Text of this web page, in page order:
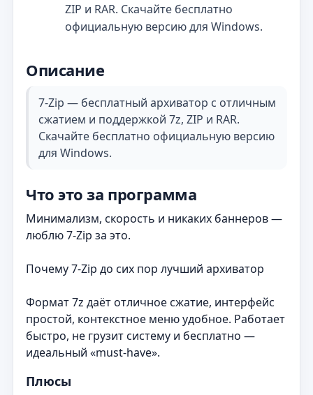
ZIP и RAR. Скачайте бесплатно
официальную версию для Windows.
Описание
7-Zip — бесплатный архиватор с отличным
сжатием и поддержкой 7z, ZIP и RAR.
Скачайте бесплатно официальную версию
для Windows.
Что это за программа
Минимализм, скорость и никаких баннеров —
люблю 7‑Zip за это.
Почему 7‑Zip до сих пор лучший архиватор
Формат 7z даёт отличное сжатие, интерфейс
простой, контекстное меню удобное. Работает
быстро, не грузит систему и бесплатно —
идеальный «must‑have».
Плюсы